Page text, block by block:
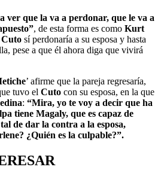
ver que la va a perdonar, que le va a
, de esta forma es como Kurt
Cuto sí perdonaría a su esposa y hasta
pese a que él ahora diga que vivirá
’ afirme que la pareja regresaría,
tuvo el Cuto con su esposa, en la que
: “Mira, yo te voy a decir que ha
tiene Magaly, que es capaz de
de dar la contra a la esposa,
¿Quién es la culpable?”.